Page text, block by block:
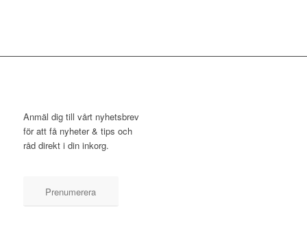
Anmäl dig till vårt nyhetsbrev
för att få nyheter & tips och
råd direkt i din inkorg.
Prenumerera